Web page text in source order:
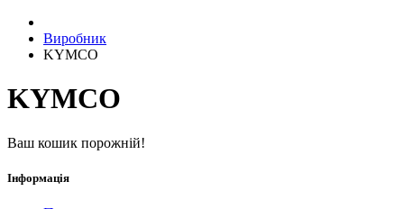
Виробник
KYMCO
KYMCO
Ваш кошик порожній!
Інформація